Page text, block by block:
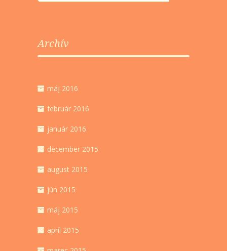
Archív
máj 2016
február 2016
január 2016
december 2015
august 2015
jún 2015
máj 2015
apríl 2015